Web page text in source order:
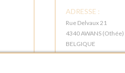
ADRESSE :
Rue Delvaux 21
4340 AWANS (Othée)
BELGIQUE